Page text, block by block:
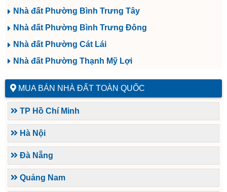
Nhà đất Phường Bình Trưng Tây
Nhà đất Phường Bình Trưng Đông
Nhà đất Phường Cát Lái
Nhà đất Phường Thạnh Mỹ Lợi
MUA BÁN NHÀ ĐẤT TOÀN QUỐC
TP Hồ Chí Minh
Hà Nội
Đà Nẵng
Quảng Nam